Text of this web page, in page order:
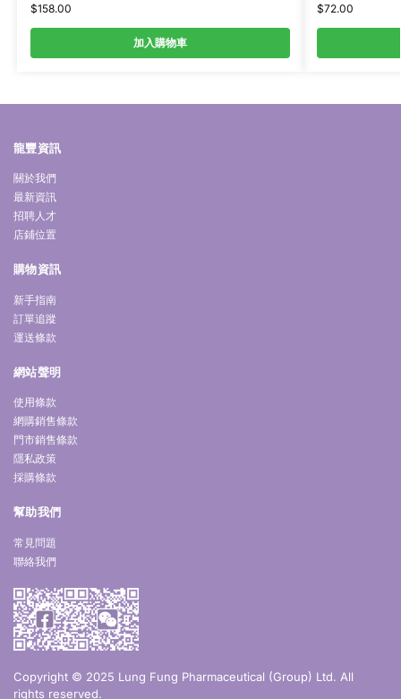
$158.00
加入購物車
$72.00
龍豐資訊
關於我們
最新資訊
招聘人才
店鋪位置
購物資訊
新手指南
訂單追蹤
運送條款
網站聲明
使用條款
網購銷售條款
門市銷售條款
隱私政策
採購條款
幫助我們
常見問題
聯絡我們
Copyright © 2025 Lung Fung Pharmaceutical (Group) Ltd. All
rights reserved.